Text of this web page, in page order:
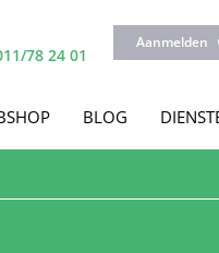
78 24 01
Aanmelden
BLOG